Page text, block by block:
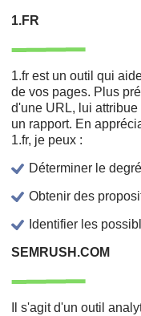
1.FR
1.fr est un outil qui
de vos pages. Plus
d'une URL, lui
un rapport. En
1.fr, je peux :
Déterminer le
Obtenir des
Identifier les
SEMRUSH.COM
Il s'agit d'un outil